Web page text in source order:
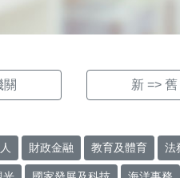
關 新 => 舊
財政金融 教育及體育 法